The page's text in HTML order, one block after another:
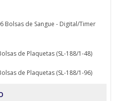
Bolsas de Sangue - Digital/Timer
de Plaquetas (SL-188/1-48)
de Plaquetas (SL-188/1-96)